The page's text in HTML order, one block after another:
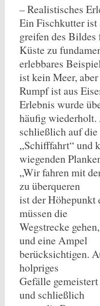
– Realistisches
Ein Fischkutter ist
greifen des Bildes
Küste zu
erlebbares
ist kein Meer,
Rumpf ist aus
Erlebnis wurde
häufig wiederholt.
schließlich auf die
„Schifffahrt“ und
wiegenden
„Wir fahren mit
zu überqueren
ist der
müssen die
Wegstrecke
und eine Ampel
berücksichtigen.
holpriges
Gefälle
und schließlich